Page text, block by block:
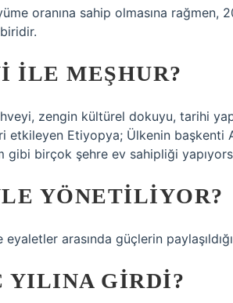
oranına sahip olmasına rağmen,
ILE MEŞHUR?
zengin kültürel dokuyu, tarihi
Etiyopya; Ülkenin başkenti
gibi birçok şehre ev sahipliği
YÖNETILIYOR?
arasında güçlerin
YILINA GIRDI?